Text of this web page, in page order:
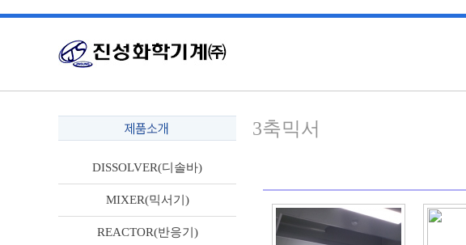
DISSOLVER(디솔바)
MIXER(믹서기)
REACTOR(반응기)
3축믹서